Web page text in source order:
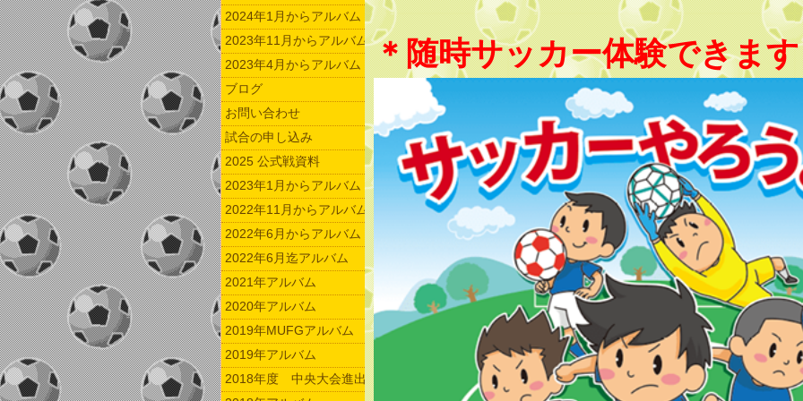
＊随時サッカー体験できま
2024年1月からアルバム
2023年11月からアルバム
2023年4月からアルバム
ブログ
お問い合わせ
試合の申し込み
2025 公式戦資料
2023年1月からアルバム
2022年11月からアルバム
2022年6月からアルバム
2022年6月迄アルバム
2021年アルバム
2020年アルバム
2019年MUFGアルバム
2019年アルバム
2018年度 中央大会進出